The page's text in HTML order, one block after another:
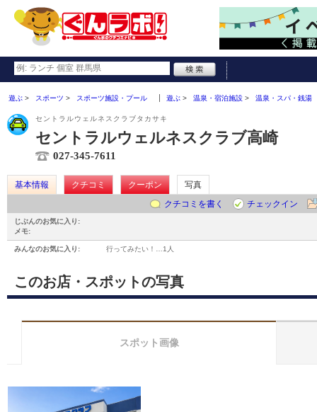
遊ぶ スポーツ スポーツ施設・プール 遊ぶ 温泉・宿泊施設 温泉・スパ・銭湯
セントラルウェルネスクラブタカサキ
セントラルウェルネスクラブ高崎
027-345-7611
基本情報 クチコミ クーポン
写真
クチコミを書く
チェックイン
じぶんのお気に入り:
メモ:
みんなのお気に入り: 行ってみたい！… 1人
このお店・スポットの写真
スポット画像